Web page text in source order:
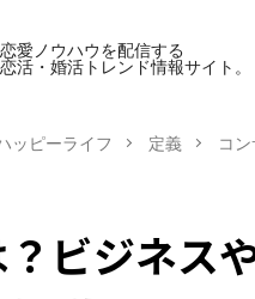
恋愛ノウハウを配信する
恋活・婚活トレンド情報サイト。
ッピーライフ 定義 コ
ビジネス